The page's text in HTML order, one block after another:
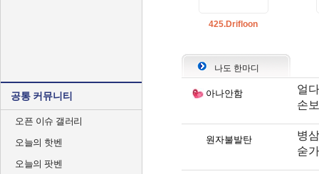
공통 커뮤니티
오픈 이슈 갤러리
오늘의 핫벤
오늘의 팟벤
425.Drifloon
나도 한마디
아나안함
얼
손
원자불발탄
병
숟